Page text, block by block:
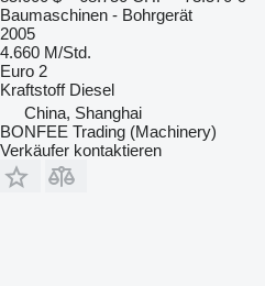
Baumaschinen - Bohrgerät
2005
4.660 M/Std.
Euro 2
Kraftstoff Diesel
China, Shanghai
BONFEE Trading (Machinery)
Verkäufer kontaktieren